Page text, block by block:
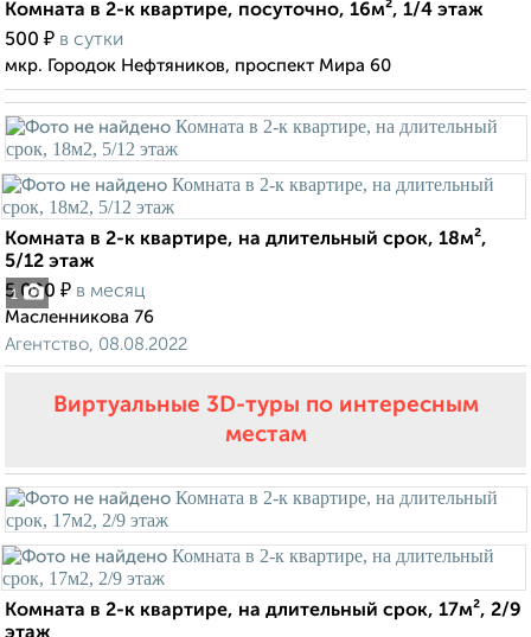
Комната в 2-к квартире, посуточно, 16м², 1/4 этаж
500 ₽ в сутки
мкр. Городок Нефтяников, проспект Мира 60
1
Комната в 2-к квартире, на длительный срок, 18м²,
5/12 этаж
5 000 ₽ в месяц
Масленникова 76
Агентство, 08.08.2022
Виртуальные 3D-туры по интересным
местам
Комната в 2-к квартире, на длительный срок, 17м², 2/9